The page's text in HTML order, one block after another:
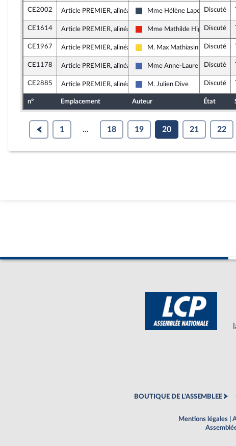
CE2002 Article PREMIER, alinéa 13
Rassemblement National
Mme Hélène LaporteDiscuté
CE1614 Article PREMIER, alinéa 13
La France insoumise - Nouvelle
Mme Mathilde HignetDiscuté
CE1967 Article PREMIER, alinéa 13
Libertés, Indépendants, Outre-
M. Max Mathiasin Discuté
CE1178 Article PREMIER, alinéa 13
Les Républicains
Mme Anne-Laure BlinDiscuté
CE2885 Article PREMIER, alinéa 13
Les Républicains
M. Julien Dive Discuté
n° Emplacement Auteur État
1 ... 18 19 20 21 22
BOUTIQUE DE L'ASSEMBLEE
Mentions légales